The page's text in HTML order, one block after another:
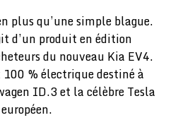
plus qu’une simple blague.
d’un produit en édition
du nouveau Kia EV4.
100 % électrique destiné à
ID.3 et la célèbre Tesla